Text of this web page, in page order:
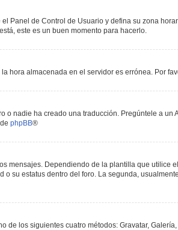
Panel de Control de Usuario y defina su zona
este es un buen momento para hacerlo.
hora almacenada en el servidor es errónea. Por
nadie ha creado una traducción. Pregúntele a
phpBB®
mensajes. Dependiendo de la plantilla que
su estatus dentro del foro. La segunda,
de los siguientes cuatro métodos: Gravatar,